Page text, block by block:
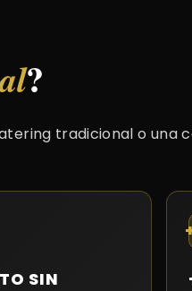
?
tradicional o una
SIN